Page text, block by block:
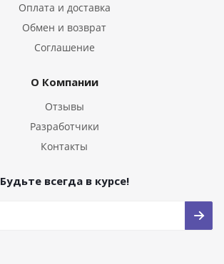
Оплата и доставка
Обмен и возврат
Соглашение
О Компании
Отзывы
Разработчики
Контакты
Будьте всегда в курсе!